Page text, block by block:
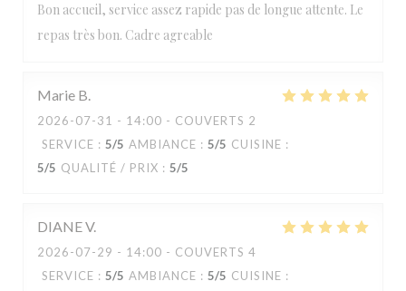
Bon accueil, service assez rapide pas de longue attente. Le
repas très bon. Cadre agreable
Marie B
2026-07-31 - 14:00 - COUVERTS 2
SERVICE : 5/5 AMBIANCE : 5/5 CUISINE :
5/5 QUALITÉ / PRIX : 5/5
DIANEV
2026-07-29 - 14:00 - COUVERTS 4
SERVICE : 5/5 AMBIANCE : 5/5 CUISINE :